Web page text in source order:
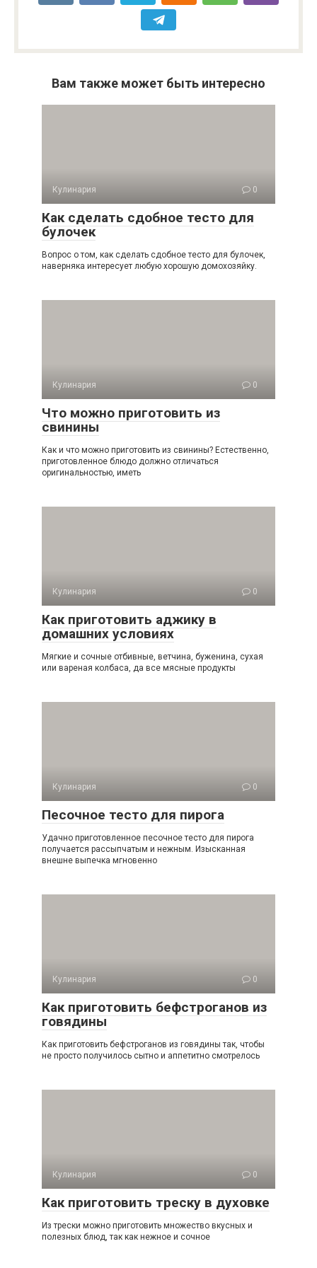
Вам также может быть интересно
Кулинария 0
Как сделать сдобное тесто для
булочек
Вопрос о том, как сделать сдобное тесто для булочек,
наверняка интересует любую хорошую домохозяйку.
Кулинария 0
Что можно приготовить из
свинины
Как и что можно приготовить из свинины? Естественно,
приготовленное блюдо должно отличаться
оригинальностью, иметь
Кулинария 0
Как приготовить аджику в
домашних условиях
Мягкие и сочные отбивные, ветчина, буженина, сухая
или вареная колбаса, да все мясные продукты
Кулинария 0
Песочное тесто для пирога
Удачно приготовленное песочное тесто для пирога
получается рассыпчатым и нежным. Изысканная
внешне выпечка мгновенно
Кулинария 0
Как приготовить бефстроганов из
говядины
Как приготовить бефстроганов из говядины так, чтобы
не просто получилось сытно и аппетитно смотрелось
Кулинария 0
Как приготовить треску в духовке
Из трески можно приготовить множество вкусных и
полезных блюд, так как нежное и сочное